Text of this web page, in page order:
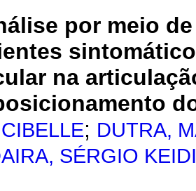
por meio
na
; DUTRA,
SÉRGIO KEIDI